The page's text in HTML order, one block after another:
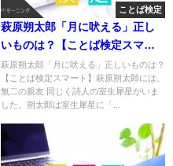
ことば検定
萩原朔太郎「月に吠える」正し
いものは？【ことば検定スマー
ト】
萩原朔太郎「月に吠える」正しいものは？
【ことば検定スマート】萩原朔太郎には、
無二の親友 同じく詩人の室生犀星がいま
した。朔太郎は室生犀星に「...